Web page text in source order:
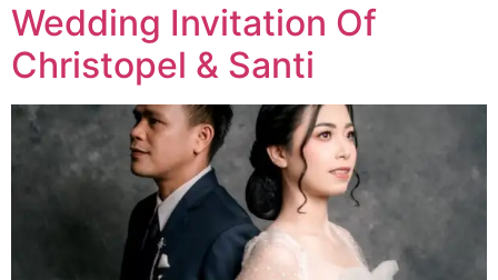
Wedding Invitation Of
Christopel & Santi